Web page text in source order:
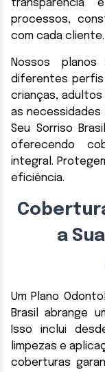
processos,
com cada cliente.
Nossos
diferentes perfis
crianças,
as
Seu Sorriso
oferecendo
integral.
eficiência.
a
Um Plano
Brasil abrange
Isso inclui
limpezas e
coberturas